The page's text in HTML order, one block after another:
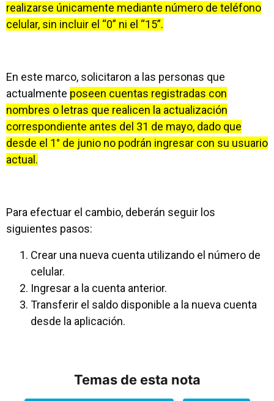
realizarse únicamente mediante número de teléfono
celular, sin incluir el “0” ni el “15”.
En este marco, solicitaron a las personas que
actualmente poseen cuentas registradas con
nombres o letras que realicen la actualización
correspondiente antes del 31 de mayo, dado que
desde el 1° de junio no podrán ingresar con su usuario
actual.
Para efectuar el cambio, deberán seguir los
siguientes pasos:
Crear una nueva cuenta utilizando el número de
celular.
Ingresar a la cuenta anterior.
Transferir el saldo disponible a la nueva cuenta
desde la aplicación.
Temas de esta nota